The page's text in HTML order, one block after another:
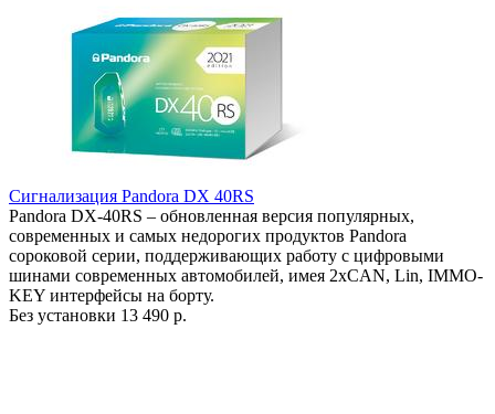
Сигнализация Pandora DX 40RS
Pandora DX-40RS – обновленная версия популярных,
современных и самых недорогих продуктов Pandora
сороковой серии, поддерживающих работу с цифровыми
шинами современных автомобилей, имея 2хCAN, Lin, IMMO-
KEY интерфейсы на борту.
Без установки 13 490 р.